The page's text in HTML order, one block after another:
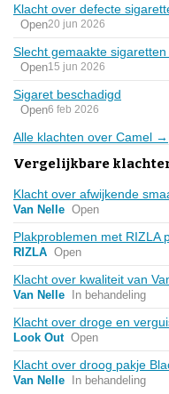
Klacht over defecte
Open20 jun 2026
Slecht gemaakte
Open15 jun 2026
Sigaret beschadigd
Open6 feb 2026
Alle klachten over Camel →
Vergelijkbare
Klacht over afwijkende
Van Nelle Open
Plakproblemen met RIZLA
RIZLA Open
Klacht over kwaliteit van
Van Nelle In behandeling
Klacht over droge en
Look Out Open
Klacht over droog pakje
Van Nelle In behandeling